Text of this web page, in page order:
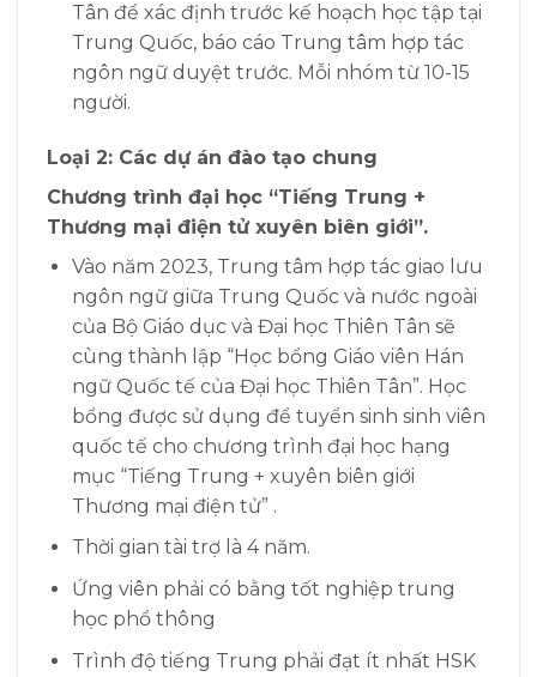
Tân để xác định trước kế hoạch học tập tại
Trung Quốc, báo cáo Trung tâm hợp tác
ngôn ngữ duyệt trước. Mỗi nhóm từ 10-15
người.
Loại 2: Các dự án đào tạo chung
Chương trình đại học “Tiếng Trung +
Thương mại điện tử xuyên biên giới”.
Vào năm 2023, Trung tâm hợp tác giao lưu
ngôn ngữ giữa Trung Quốc và nước ngoài
của Bộ Giáo dục và Đại học Thiên Tân sẽ
cùng thành lập “Học bổng Giáo viên Hán
ngữ Quốc tế của Đại học Thiên Tân”. Học
bổng được sử dụng để tuyển sinh sinh viên
quốc tế cho chương trình đại học hạng
mục “Tiếng Trung + xuyên biên giới
Thương mại điện tử” .
Thời gian tài trợ là 4 năm.
Ứng viên phải có bằng tốt nghiệp trung
học phổ thông
Trình độ tiếng Trung phải đạt ít nhất HSK